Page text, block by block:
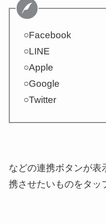
○Facebook
○LINE
○Apple
○Google
○Twitter
などの連携ボタンが表
携させたいものをタッ